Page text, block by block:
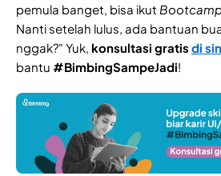
pemula banget, bisa ikut
Nanti setelah lulus, ada bantuan
nggak?" Yuk, konsultasi gratis di
bantu #BimbingSampeJadi!